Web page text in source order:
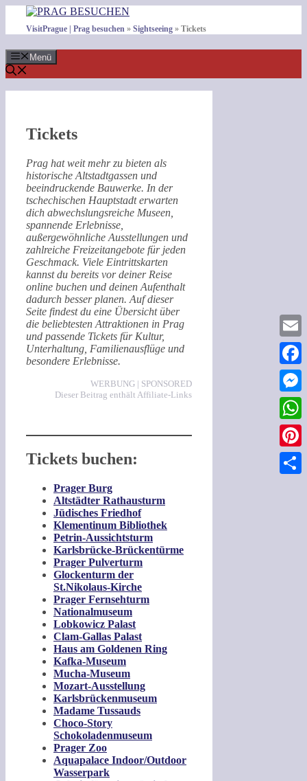
Inhalt
springen
VisitPrague | Prag besuchen » Sightseeing » Tickets
Menü
Tickets
Prag hat weit mehr zu bieten als
historische Altstadtgassen und
beeindruckende Bauwerke. In der
tschechischen Hauptstadt erwarten
dich abwechslungsreiche Museen,
spannende Erlebnisse,
außergewöhnliche Ausstellungen und
zahlreiche Freizeitangebote für jeden
Geschmack. Viele Eintrittskarten
kannst du bereits vor deiner Reise
online buchen und deinen Aufenthalt
dadurch besser planen. Auf dieser
Seite findest du eine Übersicht über
die beliebtesten Attraktionen in Prag
und passende Tickets für Kultur,
Unterhaltung, Familienausflüge und
besondere Erlebnisse.
WERBUNG | SPONSORED
Dieser Beitrag enthält Affiliate-Links
Tickets buchen:
Prager Burg
Altstädter Rathausturm
Jüdisches Friedhof
Klementinum Bibliothek
Petrin-Aussichtsturm
Karlsbrücke-Brückentürme
Prager Pulverturm
Glockenturm der
St.Nikolaus-Kirche
Prager Fernsehturm
Nationalmuseum
Lobkowicz Palast
Clam-Gallas Palast
Haus am Goldenen Ring
Kafka-Museum
Mucha-Museum
Mozart-Ausstellung
Karlsbrückenmuseum
Madame Tussauds
Choco-Story
Schokoladenmuseum
Prager Zoo
Aquapalace Indoor/Outdoor
Wasserpark
Email